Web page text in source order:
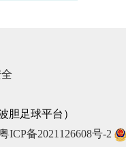
胆足球平台）
ICP备2021126608号-2